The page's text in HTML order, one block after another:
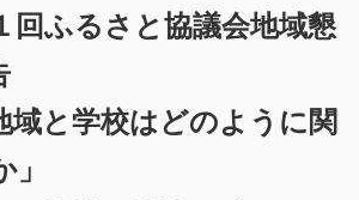
回ふるさと協議会地域懇
域と学校はどのように関